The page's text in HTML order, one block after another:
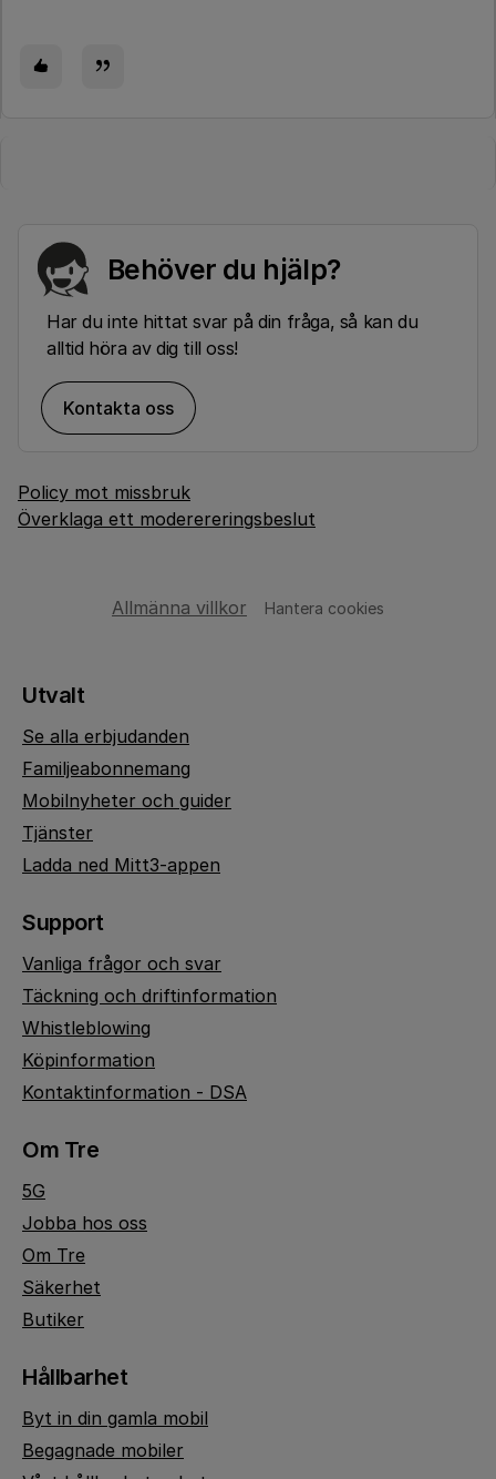
Behöver du hjälp?
Har du inte hittat svar på din fråga, så kan du
alltid höra av dig till oss!
Kontakta oss
Policy mot missbruk
Överklaga ett moderereringsbeslut
Allmänna villkor Hantera cookies
Utvalt
Se alla erbjudanden
Familjeabonnemang
Mobilnyheter och guider
Tjänster
Ladda ned Mitt3-appen
Support
Vanliga frågor och svar
Täckning och driftinformation
Whistleblowing
Köpinformation
Kontaktinformation - DSA
Om Tre
5G
Jobba hos oss
Om Tre
Säkerhet
Butiker
Hållbarhet
Byt in din gamla mobil
Begagnade mobiler